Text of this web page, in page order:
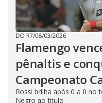
DO R7/08/03/2026
Flamengo
pênaltis e
Campeonato
Rossi brilha após 0 a 0 no
Negro ao título